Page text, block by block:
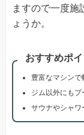
ますので一度施
ょうか。
おすすめポイ
豊富なマシン
ジム以外にも
サウナやシャワ